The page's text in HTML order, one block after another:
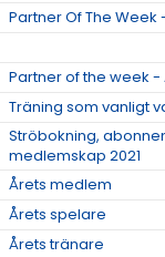
Partner Of The Week
Partner of the week -
Träning som vanligt
Ströbokning,
medlemskap 2021
Årets medlem
Årets spelare
Årets tränare